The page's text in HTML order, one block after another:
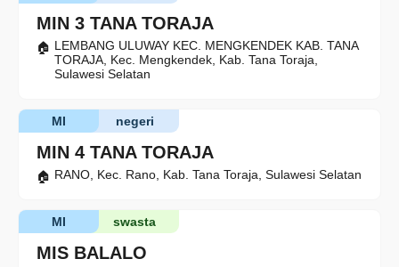
MIN 3 TANA TORAJA
LEMBANG ULUWAY KEC. MENGKENDEK KAB. TANA
TORAJA, Kec. Mengkendek, Kab. Tana Toraja,
Sulawesi Selatan
MIN 4 TANA TORAJA
negeri
MI
RANO, Kec. Rano, Kab. Tana Toraja, Sulawesi Selatan
MIS BALALO
swasta
MI